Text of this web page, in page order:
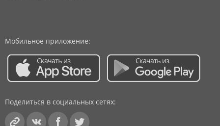
Мобильное приложение:
Поделиться в социальных сетях: